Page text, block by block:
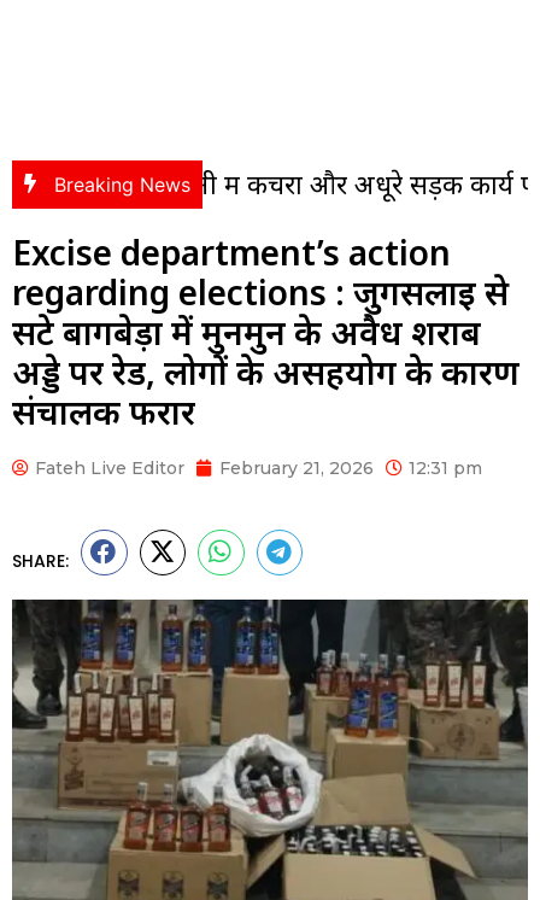
Breaking News
कॉलोनी में कचरा और अधूरे सड़क कार्य पर भड़के
Excise department’s action
regarding elections : जुगसलाई से
सटे बागबेड़ा में मुनमुन के अवैध शराब
अड्डे पर रेड, लोगों के असहयोग के कारण
संचालक फरार
Fateh Live Editor February 21, 2026 12:31 pm
SHARE: